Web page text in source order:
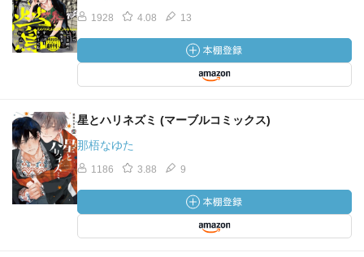
1928 4.08 13
星とハリネズミ (マーブルコミックス)
那梧なゆた
1186 3.88 9